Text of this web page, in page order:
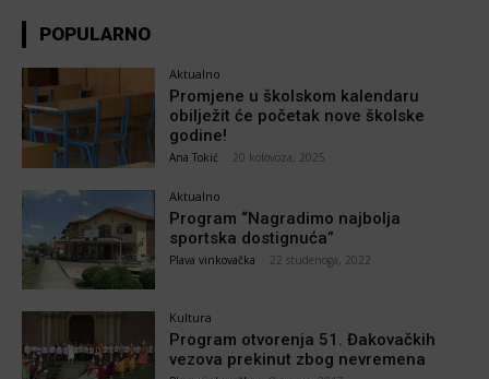
POPULARNO
Aktualno
Promjene u školskom kalendaru
obilježit će početak nove školske
godine!
Ana Tokić 20 kolovoza, 2025
Aktualno
Program “Nagradimo najbolja
sportska dostignuća”
Plava vinkovačka 22 studenoga, 2022
Kultura
Program otvorenja 51. Đakovačkih
vezova prekinut zbog nevremena